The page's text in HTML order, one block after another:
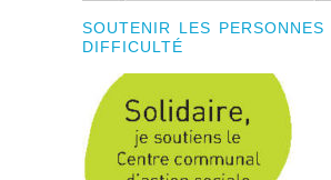
SOUTENIR LES PERSONNES
DIFFICULTÉ